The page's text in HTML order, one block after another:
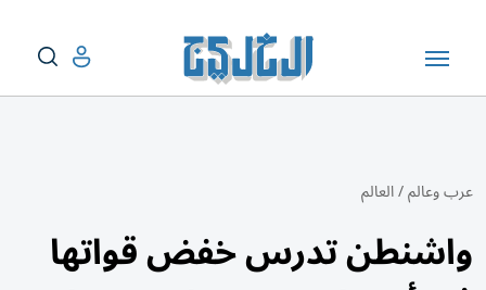
عرب وعالم/العالم
واشنطن تدرس خفض قواتها